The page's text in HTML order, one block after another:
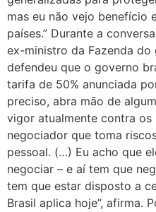
mas eu não vejo benefício
países.” Durante a
ex-ministro da Fazenda do
defendeu que o governo
tarifa de 50% anunciada
preciso, abra mão de
vigor atualmente contra os
negociador que toma
pessoal. (…) Eu acho que
negociar – e aí tem que
tem que estar disposto a
Brasil aplica hoje”, afirma.